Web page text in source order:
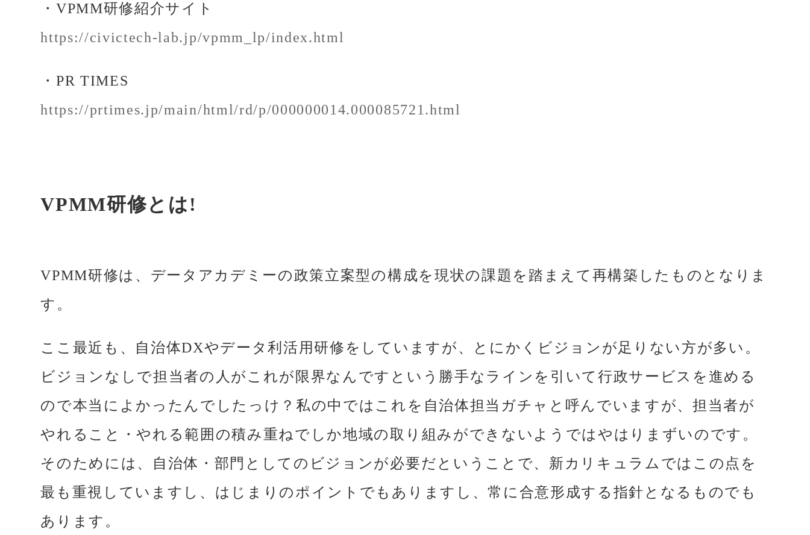
・VPMM研修紹介サイト
https://civictech-lab.jp/vpmm_lp/index.html
・PR TIMES
https://prtimes.jp/main/html/rd/p/000000014.000085721.html
VPMM研修とは!
VPMM研修は、データアカデミーの政策立案型の構成を現状の課題を踏まえて再構築したものとなりま
す。
ここ最近も、自治体DXやデータ利活用研修をしていますが、とにかくビジョンが足りない方が多い。
ビジョンなしで担当者の人がこれが限界なんですという勝手なラインを引いて行政サービスを進める
ので本当によかったんでしたっけ？私の中ではこれを自治体担当ガチャと呼んでいますが、担当者が
やれること・やれる範囲の積み重ねでしか地域の取り組みができないようではやはりまずいのです。
そのためには、自治体・部門としてのビジョンが必要だということで、新カリキュラムではこの点を
最も重視していますし、はじまりのポイントでもありますし、常に合意形成する指針となるものでも
あります。